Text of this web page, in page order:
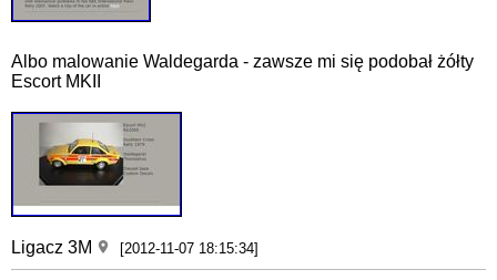
Albo malowanie Waldegarda - zawsze mi się podobał żółty
Escort MKII
Ligacz 3M [2012-11-07 18:15:34]